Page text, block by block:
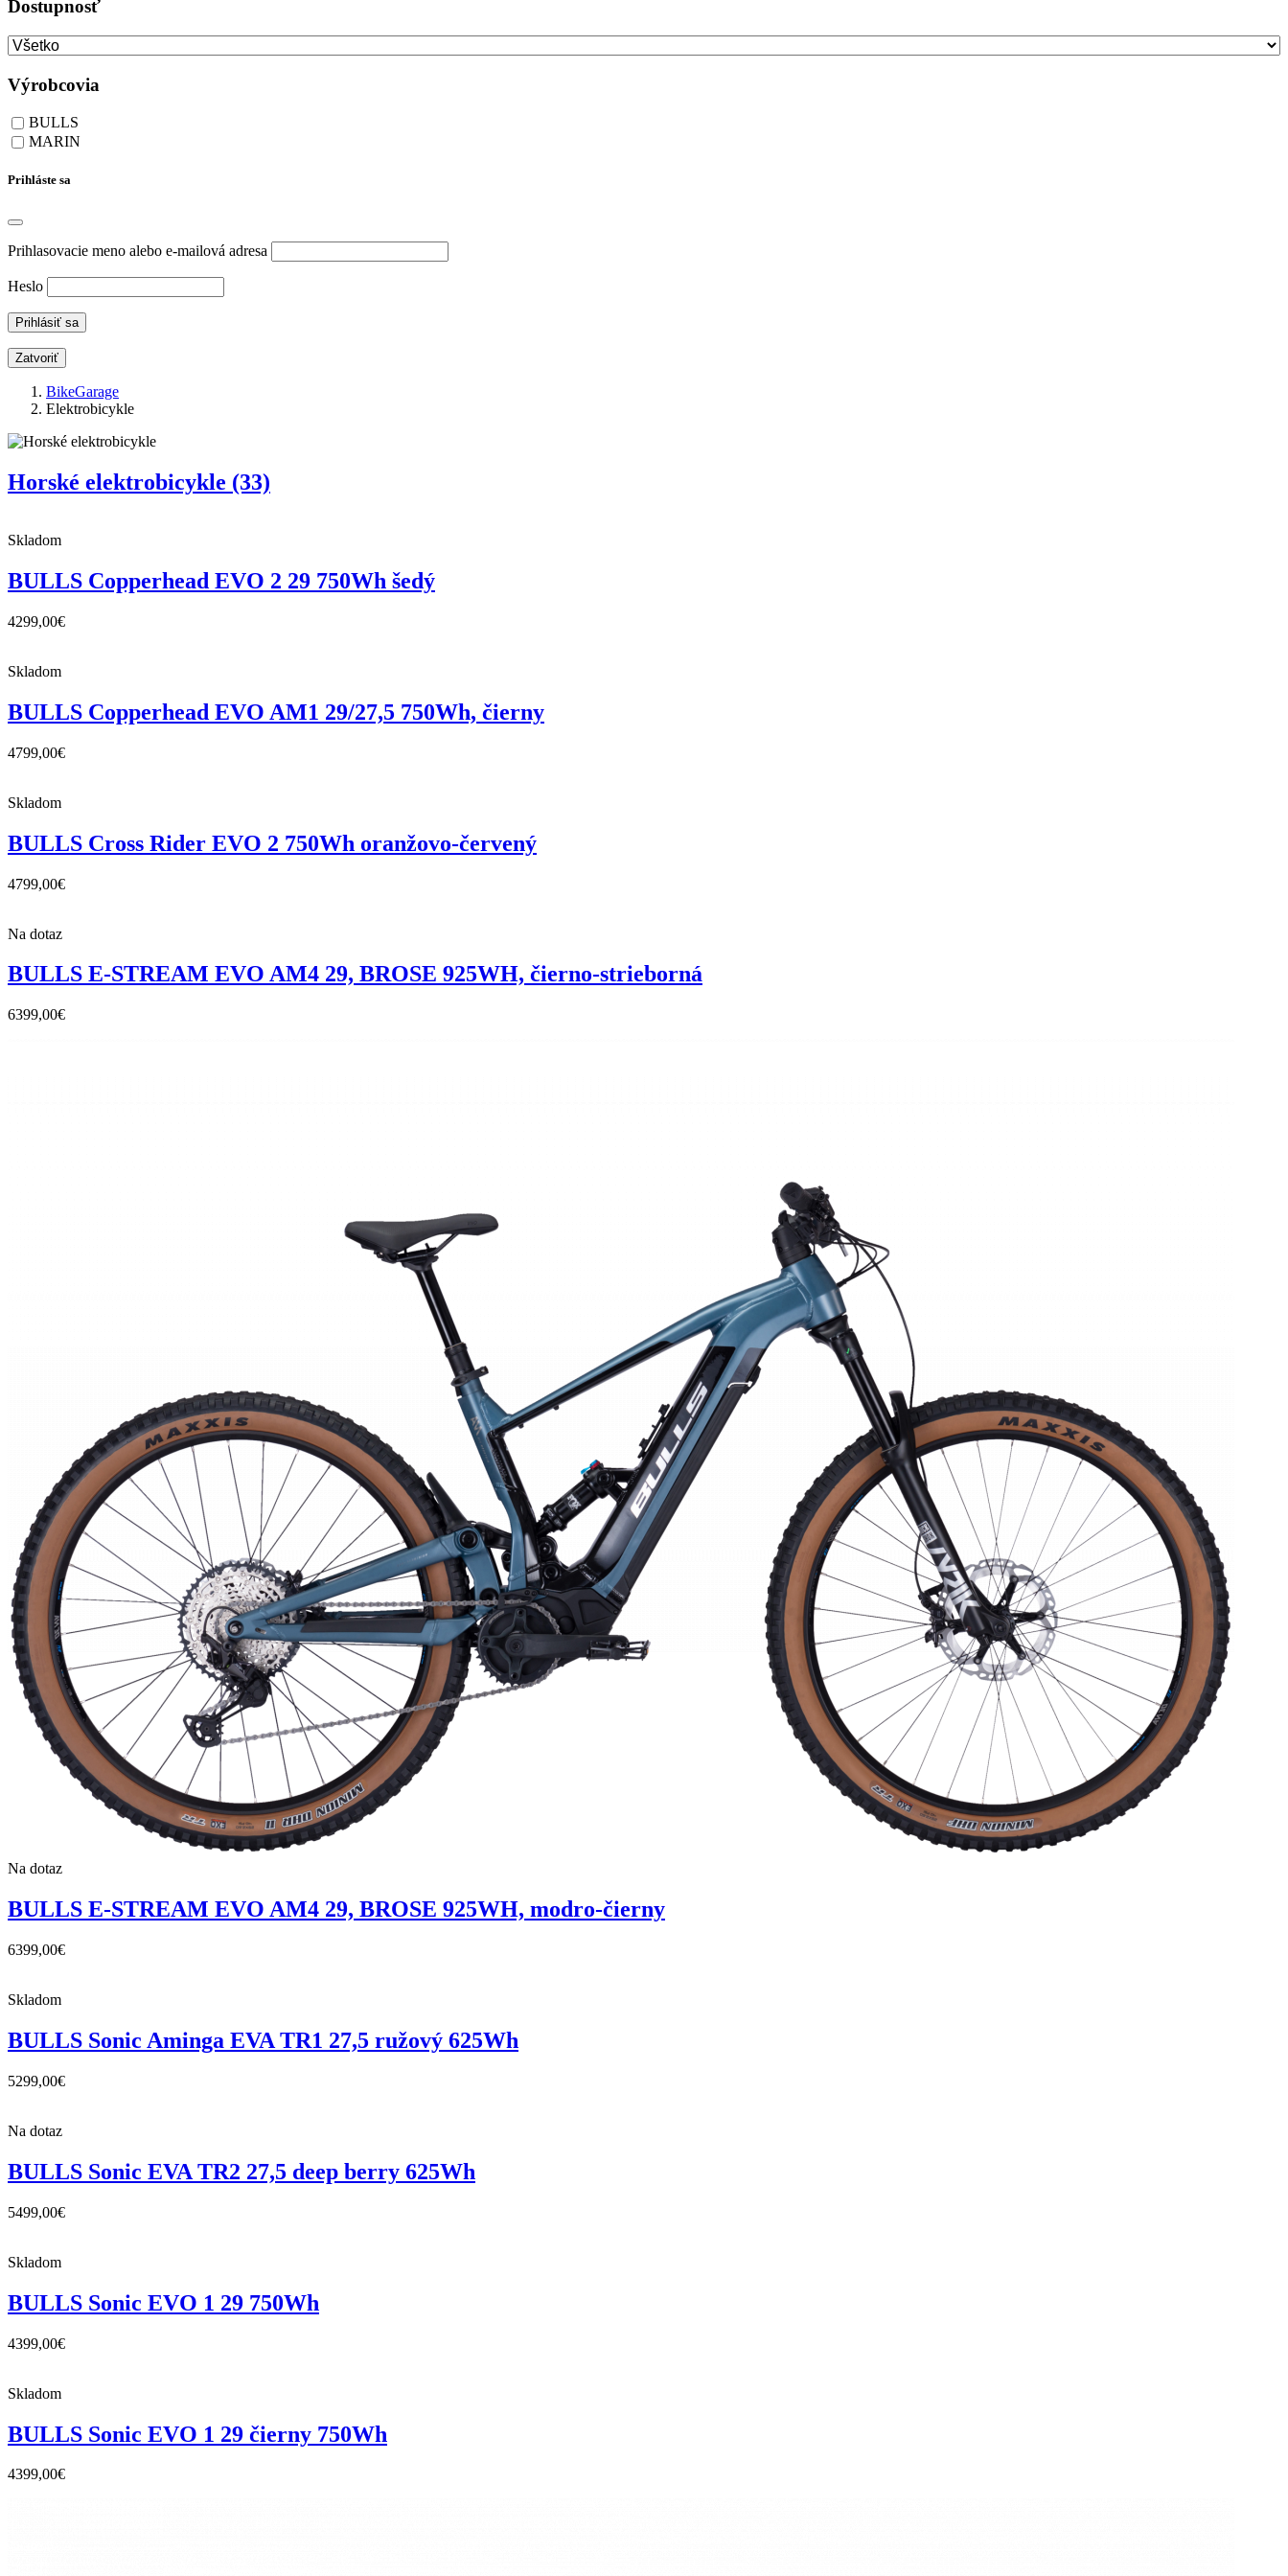
Dostupnosť
Výrobcovia
BULLS
MARIN
Prihláste sa
Prihlasovacie meno alebo e-mailová adresa
Heslo
Zatvoriť
BikeGarage
Elektrobicykle
Horské elektrobicykle (33)
Skladom
BULLS Copperhead EVO 2 29 750Wh šedý
4299,00€
Skladom
BULLS Copperhead EVO AM1 29/27,5 750Wh, čierny
4799,00€
Skladom
BULLS Cross Rider EVO 2 750Wh oranžovo-červený
4799,00€
Na dotaz
BULLS E-STREAM EVO AM4 29, BROSE 925WH, čierno-strieborná
6399,00€
Na dotaz
BULLS E-STREAM EVO AM4 29, BROSE 925WH, modro-čierny
6399,00€
Skladom
BULLS Sonic Aminga EVA TR1 27,5 ružový 625Wh
5299,00€
Na dotaz
BULLS Sonic EVA TR2 27,5 deep berry 625Wh
5499,00€
Skladom
BULLS Sonic EVO 1 29 750Wh
4399,00€
Skladom
BULLS Sonic EVO 1 29 čierny 750Wh
4399,00€